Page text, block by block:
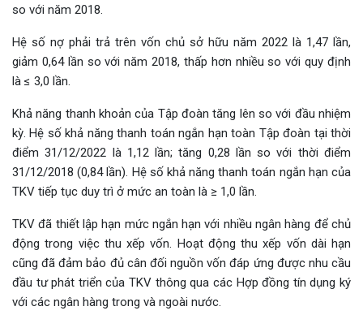
so với năm 2018.
Hệ số nợ phải trả trên vốn chủ sở hữu năm 2022 là 1,47 lần,
giảm 0,64 lần so với năm 2018, thấp hơn nhiều so với quy định
là ≤ 3,0 lần.
Khả năng thanh khoản của Tập đoàn tăng lên so với đầu nhiệm
kỳ. Hệ số khả năng thanh toán ngắn hạn toàn Tập đoàn tại thời
điểm 31/12/2022 là 1,12 lần; tăng 0,28 lần so với thời điểm
31/12/2018 (0,84 lần). Hệ số khả năng thanh toán ngắn hạn của
TKV tiếp tục duy trì ở mức an toàn là ≥ 1,0 lần.
TKV đã thiết lập hạn mức ngắn hạn với nhiều ngân hàng để chủ
động trong việc thu xếp vốn. Hoạt động thu xếp vốn dài hạn
cũng đã đảm bảo đủ cân đối nguồn vốn đáp ứng được nhu cầu
đầu tư phát triển của TKV thông qua các Hợp đồng tín dụng ký
với các ngân hàng trong và ngoài nước.